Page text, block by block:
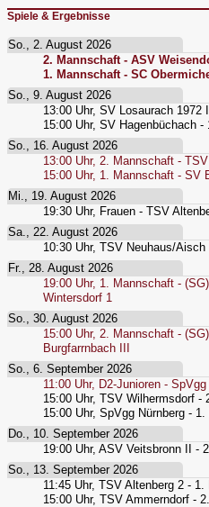
Spiele & Ergebnisse
So., 2. August 2026
2. Mannschaft - ASV
1. Mannschaft - SC
So., 9. August 2026
13:00 Uhr, SV Losaurach 1972
15:00 Uhr, SV Hagenbüchach -
So., 16. August 2026
13:00 Uhr, 2. Mannschaft -
15:00 Uhr, 1. Mannschaft - SV
Mi., 19. August 2026
19:30 Uhr, Frauen - TSV
Sa., 22. August 2026
10:30 Uhr, TSV Neuhaus/Aisch
Fr., 28. August 2026
19:00 Uhr, 1. Mannschaft -
Wintersdorf 1
So., 30. August 2026
15:00 Uhr, 2. Mannschaft -
Burgfarrnbach III
So., 6. September 2026
11:00 Uhr, D2-Junioren -
15:00 Uhr, TSV Wilhermsdorf -
15:00 Uhr, SpVgg Nürnberg -
Do., 10. September 2026
19:00 Uhr, ASV Veitsbronn II -
So., 13. September 2026
11:45 Uhr, TSV Altenberg 2 - 1.
15:00 Uhr, TSV Ammerndorf -